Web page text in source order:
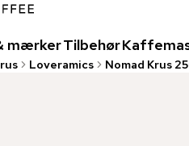
mærkerTilbehør
Loveramics
Nomad Krus